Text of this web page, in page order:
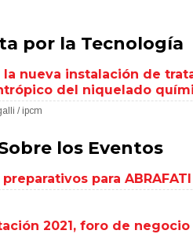
por la Tecnología
la nueva instalación de
del niquelado
/ ipcm
los Eventos
para
2021, foro de